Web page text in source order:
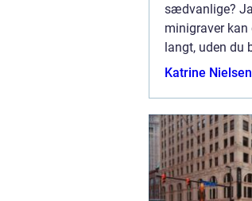
sædvanlige?
minigraver
langt, uden du
til at klare det
Katrine Nielsen